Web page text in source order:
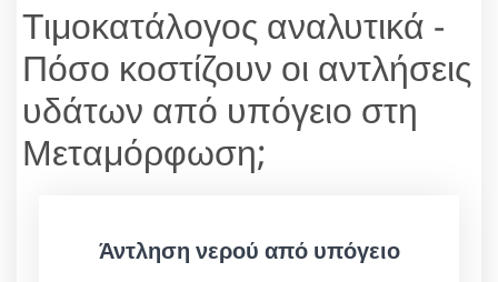
Τιμοκατάλογος αναλυτικά -
Πόσο κοστίζουν οι αντλήσεις
υδάτων από υπόγειο στη
Μεταμόρφωση;
Άντληση νερού από υπόγειο